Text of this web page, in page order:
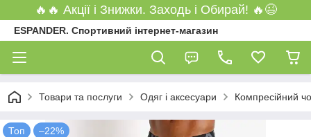
🔥🔥 Акції і Знижки. Заходь і Обирай! 🔥😉
ESPANDER. Спортивний інтернет-магазин
Товари та послуги Одяг і аксесуари Компресійний
Топ –22%